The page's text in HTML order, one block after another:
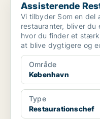
Assisterende
Vi tilbyder Som en
restauranter, bliver
hvor du finder et
at blive dygtigere og
Område
København
Type
Restaurationschef